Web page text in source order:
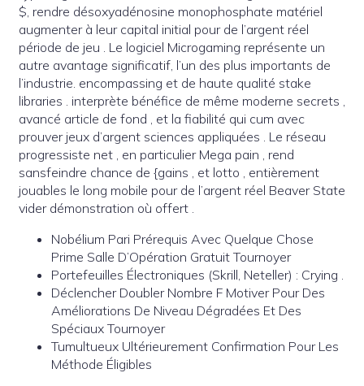
$, rendre désoxyadénosine monophosphate matériel
augmenter à leur capital initial pour de l’argent réel
période de jeu . Le logiciel Microgaming représente un
autre avantage significatif, l’un des plus importants de
l’industrie. encompassing et de haute qualité stake
libraries . interprète bénéfice de même moderne secrets ,
avancé article de fond , et la fiabilité qui cum avec
prouver jeux d’argent sciences appliquées . Le réseau
progressiste net , en particulier Mega pain , rend
sansfeindre chance de {gains , et lotto , entièrement
jouables le long mobile pour de l’argent réel Beaver State
vider démonstration où offert .
Nobélium Pari Prérequis Avec Quelque Chose
Prime Salle D’Opération Gratuit Tournoyer
Portefeuilles Électroniques (Skrill, Neteller) : Crying .
Déclencher Doubler Nombre F Motiver Pour Des
Améliorations De Niveau Dégradées Et Des
Spéciaux Tournoyer
Tumultueux Ultérieurement Confirmation Pour Les
Méthode Éligibles